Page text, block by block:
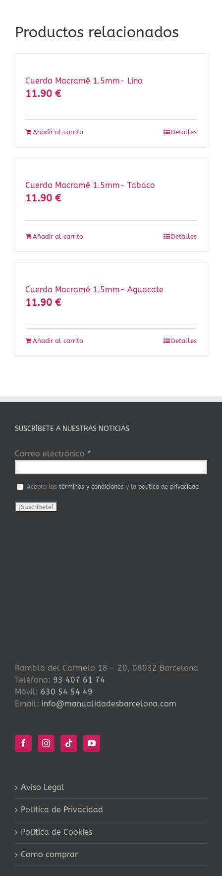
Productos relacionados
Cuerda Macramé 1.5mm- Lino
11.90 €
Añadir al carrito Detalles
Cuerda Macramé 1.5mm- Tabaco
11.90 €
Añadir al carrito Detalles
Cuerda Macramé 1.5mm- Aguacate
11.90 €
Añadir al carrito Detalles
SUSCRÍBETE A NUESTRAS NOTICIAS
Correo electrónico *
Acepto los términos y condiciones y la política de privacidad
Rambla del Carmelo 18 – 20, 08032 Barcelona
Teléfono: 93 407 61 74
Móvil: 630 54 54 49
Email: info@manualidadesbarcelona.com
Aviso Legal
Política de Privacidad
Política de Cookies
Como comprar